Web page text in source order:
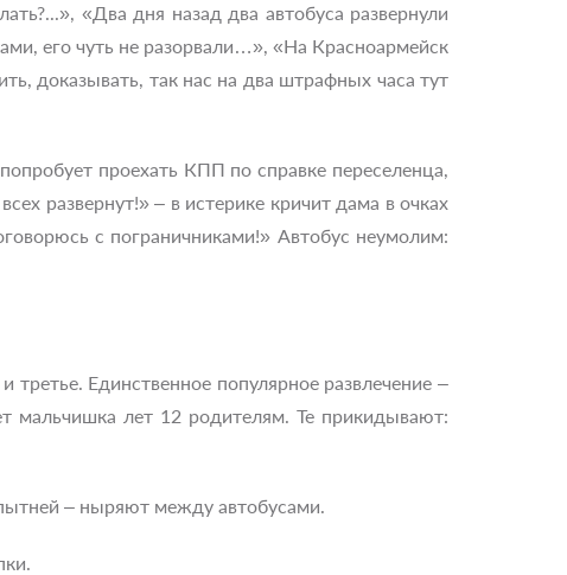
«Два дня назад два автобуса развернули
его чуть не разорвали…», «На Красноармейск
доказывать, так нас на два штрафных часа тут
проехать КПП по справке переселенца,
развернут!» – в истерике кричит дама в очках
с пограничниками!» Автобус неумолим:
Единственное популярное развлечение –
мальчишка лет 12 родителям. Те прикидывают:
– ныряют между автобусами.